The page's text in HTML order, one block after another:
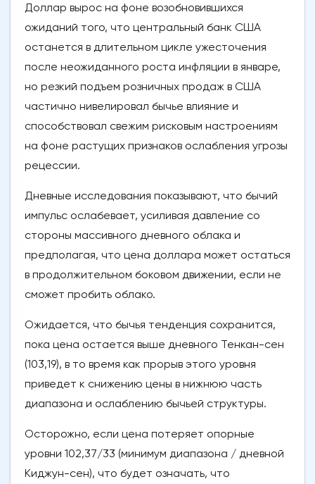
Доллар вырос на фоне возобновившихся
ожиданий того, что центральный банк США
останется в длительном цикле ужесточения
после неожиданного роста инфляции в январе,
но резкий подъем розничных продаж в США
частично нивелировал бычье влияние и
способствовал свежим рисковым настроениям
на фоне растущих признаков ослабления угрозы
рецессии.
Дневные исследования показывают, что бычий
импульс ослабевает, усиливая давление со
стороны массивного дневного облака и
предполагая, что цена доллара может остаться
в продолжительном боковом движении, если не
сможет пробить облако.
Ожидается, что бычья тенденция сохранится,
пока цена остается выше дневного Тенкан-сен
(103,19), в то время как прорыв этого уровня
приведет к снижению цены в нижнюю часть
диапазона и ослаблению бычьей структуры.
Осторожно, если цена потеряет опорные
уровни 102,37/33 (минимум диапазона / дневной
Киджун-сен), что будет означать, что